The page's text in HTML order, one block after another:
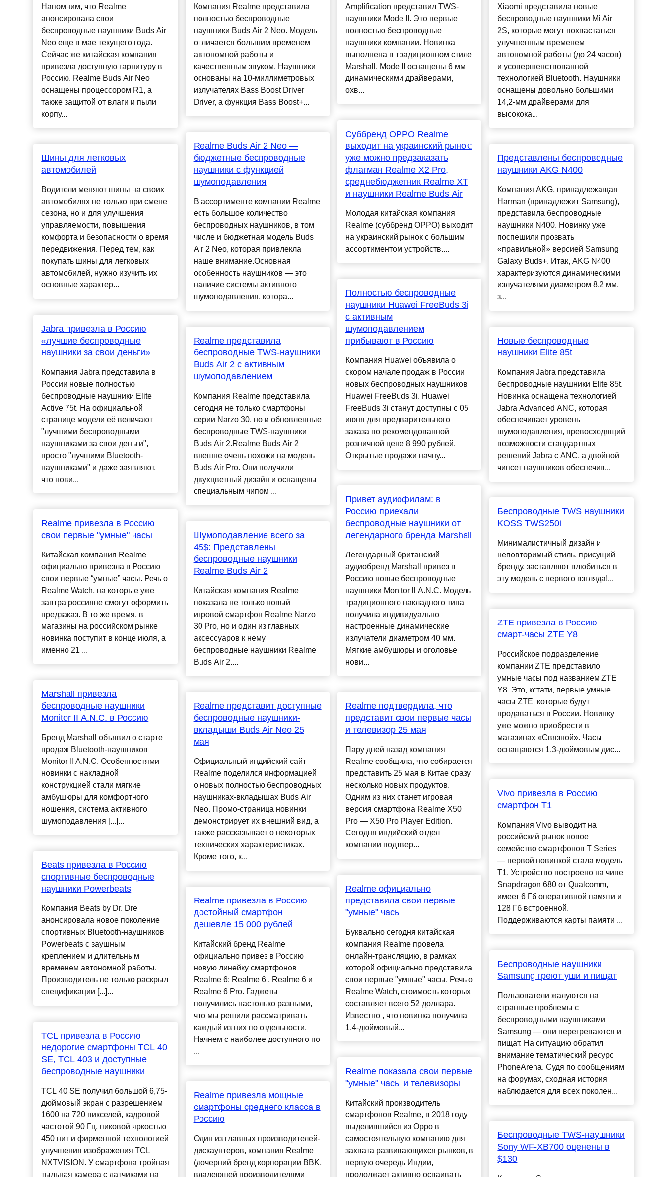
Напомним, что Realme
анонсировала свои
беспроводные наушники Buds Air
Neo еще в мае текущего года.
Сейчас же китайская компания
привезла доступную гарнитуру в
Россию. Realme Buds Air Neo
оснащены процессором R1, а
также защитой от влаги и пыли
корпу...
Шины для легковых
автомобилей
Водители меняют шины на своих
автомобилях не только при смене
сезона, но и для улучшения
управляемости, повышения
комфорта и безопасности о время
передвижения. Перед тем, как
покупать шины для легковых
автомобилей, нужно изучить их
основные характер...
Jabra привезла в Россию
«лучшие беспроводные
наушники за свои деньги»
Компания Jabra представила в
России новые полностью
беспроводные наушники Elite
Active 75t. На официальной
странице модели её величают
"лучшими беспроводными
наушниками за свои деньги",
просто "лучшими Bluetooth-
наушниками" и даже заявляют,
что нови...
Realme привезла в Россию
свои первые "умные" часы
Китайская компания Realme
официально привезла в Россию
свои первые “умные” часы. Речь о
Realme Watch, на которые уже
завтра россияне смогут оформить
предзаказ. В то же время, в
магазины на российском рынке
новинка поступит в конце июля, а
именно 21 ...
Marshall привезла
беспроводные наушники
Monitor II A.N.C. в Россию
Бренд Marshall объявил о старте
продаж Bluetooth-наушников
Monitor ll A.N.C. Особенностями
новинки с накладной
конструкцией стали мягкие
амбушюры для комфортного
ношения, система активного
шумоподавления [...]...
Beats привезла в Россию
спортивные беспроводные
наушники Powerbeats
Компания Beats by Dr. Dre
анонсировала новое поколение
спортивных Bluetooth-наушников
Powerbeats с заушным
креплением и длительным
временем автономной работы.
Производитель не только раскрыл
спецификации [...]...
TCL привезла в Россию
недорогие смартфоны TCL 40
SE, TCL 403 и доступные
беспроводные наушники
TCL 40 SE получил большой 6,75-
дюймовый экран с разрешением
1600 на 720 пикселей, кадровой
частотой 90 Гц, пиковой яркостью
450 нит и фирменной технологией
улучшения изображения TCL
NXTVISION. У смартфона тройная
тыльная камера с датчиками на
Компания Realme представила
полностью беспроводные
наушники Buds Air 2 Neo. Модель
отличается большим временем
автономной работы и
качественным звуком. Наушники
основаны на 10-миллиметровых
излучателях Bass Boost Driver
Driver, а функция Bass Boost+...
Realme Buds Air 2 Neo —
бюджетные беспроводные
наушники с функцией
шумоподавления
В ассортименте компании Realme
есть большое количество
беспроводных наушников, в том
числе и бюджетная модель Buds
Air 2 Neo, которая привлекла
наше внимание.Основная
особенность наушников — это
наличие системы активного
шумоподавления, котора...
Realme представила
беспроводные TWS-наушники
Buds Air 2 с активным
шумоподавлением
Компания Realme представила
сегодня не только смартфоны
серии Narzo 30, но и обновленные
беспроводные TWS-наушники
Buds Air 2.Realme Buds Air 2
внешне очень похожи на модель
Buds Air Pro. Они получили
двухцветный дизайн и оснащены
специальным чипом ...
Шумоподавление всего за
45$: Представлены
беспроводные наушники
Realme Buds Air 2
Китайская компания Realme
показала не только новый
игровой смартфон Realme Narzo
30 Pro, но и один из главных
аксессуаров к нему
беспроводные наушники Realme
Buds Air 2....
Realme представит доступные
беспроводные наушники-
вкладыши Buds Air Neo 25
мая
Официальный индийский сайт
Realme поделился информацией
о новых полностью беспроводных
наушниках-вкладышах Buds Air
Neo. Промо-страница новинки
демонстрирует их внешний вид, а
также рассказывает о некоторых
технических характеристиках.
Кроме того, к...
Realme привезла в Россию
достойный смартфон
дешевле 15 000 рублей
Китайский бренд Realme
официально привез в Россию
новую линейку смартфонов
Realme 6: Realme 6i, Realme 6 и
Realme 6 Pro. Гаджеты
получились настолько разными,
что мы решили рассматривать
каждый из них по отдельности.
Начнем с наиболее доступного по
...
Realme привезла мощные
смартфоны среднего класса в
Россию
Один из главных производителей-
дискаунтеров, компания Realme
(дочерний бренд корпорации BBK,
владеющей производителями
Amplification представил TWS-
наушники Mode II. Это первые
полностью беспроводные
наушники компании. Новинка
выполнена в традиционном стиле
Marshall. Mode II оснащены 6 мм
динамическими драйверами,
охв...
Суббренд OPPO Realme
выходит на украинский рынок:
уже можно предзаказать
флагман Realme X2 Pro,
среднебюджетник Realme XT
и наушники Realme Buds Air
Молодая китайская компания
Realme (суббренд OPPO) выходит
на украинский рынок с большим
ассортиментом устройств....
Полностью беспроводные
наушники Huawei FreeBuds 3i
с активным
шумоподавлением
прибывают в Россию
Компания Huawei объявила о
скором начале продаж в России
новых беспроводных наушников
Huawei FreeBuds 3i. Huawei
FreeBuds 3i станут доступны с 05
июня для предварительного
заказа по рекомендованной
розничной цене 8 990 рублей.
Открытые продажи начну...
Привет аудиофилам: в
Россию приехали
беспроводные наушники от
легендарного бренда Marshall
Легендарный британский
аудиобренд Marshall привез в
Россию новые беспроводные
наушники Monitor ll A.N.C. Модель
традиционного накладного типа
получила индивидуально
настроенные динамические
излучатели диаметром 40 мм.
Мягкие амбушюры и оголовье
нови...
Realme подтвердила, что
представит свои первые часы
и телевизор 25 мая
Пару дней назад компания
Realme сообщила, что собирается
представить 25 мая в Китае сразу
несколько новых продуктов.
Одним из них станет игровая
версия смартфона Realme X50
Pro — X50 Pro Player Edition.
Сегодня индийский отдел
компании подтвер...
Realme официально
представила свои первые
"умные" часы
Буквально сегодня китайская
компания Realme провела
онлайн-трансляцию, в рамках
которой официально представила
свои первые "умные" часы. Речь о
Realme Watch, стоимость которых
составляет всего 52 доллара.
Известно , что новинка получила
1,4-дюймовый...
Realme показала свои первые
"умные" часы и телевизоры
Китайский производитель
смартфонов Realme, в 2018 году
выделившийся из Oppo в
самостоятельную компанию для
захвата развивающихся рынков, в
первую очередь Индии,
продолжает активно осваивать
Xiaomi представила новые
беспроводные наушники Mi Air
2S, которые могут похвастаться
улучшенным временем
автономной работы (до 24 часов)
и усовершенствованной
технологией Bluetooth. Наушники
оснащены довольно большими
14,2-мм драйверами для
высокока...
Представлены беспроводные
наушники AKG N400
Компания AKG, принадлежащая
Harman (принадлежит Samsung),
представила беспроводные
наушники N400. Новинку уже
поспешили прозвать
«правильной» версией Samsung
Galaxy Buds+. Итак, AKG N400
характеризуются динамическими
излучателями диаметром 8,2 мм,
з...
Новые беспроводные
наушники Elite 85t
Компания Jabra представила
беспроводные наушники Elite 85t.
Новинка оснащена технологией
Jabra Advanced ANC, которая
обеспечивает уровень
шумоподавления, превосходящий
возможности стандартных
решений Jabra c ANC, а двойной
чипсет наушников обеспечив...
Беспроводные TWS наушники
KOSS TWS250i
Минималистичный дизайн и
неповторимый стиль, присущий
бренду, заставляют влюбиться в
эту модель с первого взгляда!...
ZTE привезла в Россию
смарт-часы ZTE Y8
Российское подразделение
компании ZTE представило
умные часы под названием ZTE
Y8. Это, кстати, первые умные
часы ZTE, которые будут
продаваться в России. Новинку
уже можно приобрести в
магазинах «Связной». Часы
оснащаются 1,3-дюймовым дис...
Vivo привезла в Россию
смартфон T1
Компания Vivo выводит на
российский рынок новое
семейство смартфонов T Series
— первой новинкой стала модель
T1. Устройство построено на чипе
Snapdragon 680 от Qualcomm,
имеет 6 Гб оперативной памяти и
128 Гб встроенной.
Поддерживаются карты памяти ...
Беспроводные наушники
Samsung греют уши и пищат
Пользователи жалуются на
странные проблемы с
беспроводными наушниками
Samsung — они перегреваются и
пищат. На ситуацию обратил
внимание тематический ресурс
PhoneArena. Судя по сообщениям
на форумах, сходная история
наблюдается для всех поколен...
Беспроводные TWS-наушники
Sony WF-XB700 оценены в
$130